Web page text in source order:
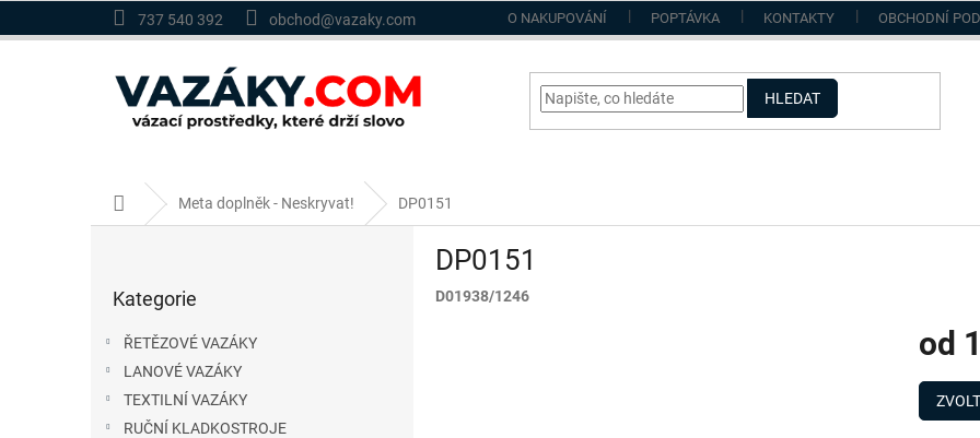
737 540 392 obchod@vazaky.com O NAKUPOVÁNÍ POPTÁVKA KONTAKTY OBCHODNÍ
HLEDAT
Domů Meta doplněk - Neskryvat! DP0151
kategorie
Kategorie
ŘETĚZOVÉ VAZÁKY
LANOVÉ VAZÁKY
TEXTILNÍ VAZÁKY
RUČNÍ KLADKOSTROJE
DP0151
D01938/1246
od
Měrná
cena: